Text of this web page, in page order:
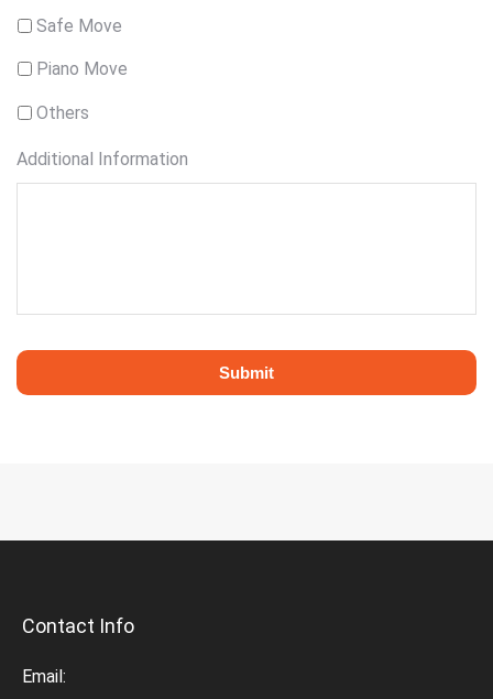
Safe Move
Piano Move
Others
Additional Information
Contact Info
Email: